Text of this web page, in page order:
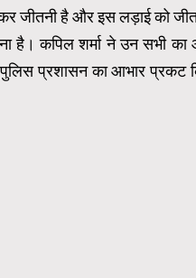
जीतनी है और इस लड़ाई को
है। कपिल शर्मा ने उन सभी
प्रशासन का आभार प्रकट